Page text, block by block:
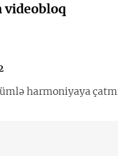
videobloq
harmoniyaya